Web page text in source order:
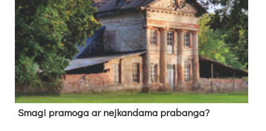
Sma­gi pra­mo­ga ar neį­kan­da­ma pra­ban­ga?